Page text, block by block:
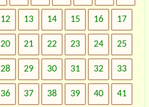
12 13 14 15 16 17
20 21 22 23 24 25
28 29 30 31 32 33
36 37 38 39 40 41